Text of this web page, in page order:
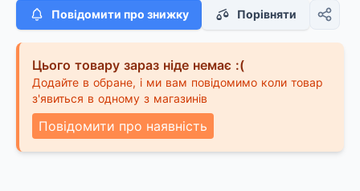
Повідомити про знижку Порівняти
Цього товару зараз ніде немає :(
Додайте в обране, і ми вам повідомимо коли товар
з'явиться в одному з магазинів
Повідомити про наявність